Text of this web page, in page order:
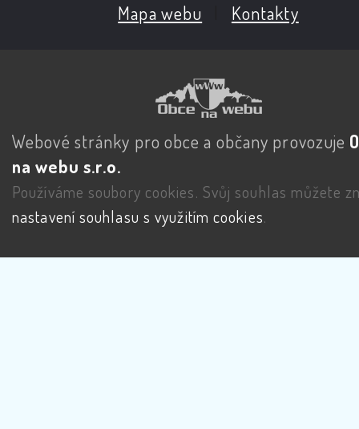
Mapa webu
Kontakty
Webové stránky pro obce a občany provozuje
na webu s.r.o.
Používáme soubory cookies. Svůj souhlas můžete
nastavení souhlasu s využitím cookies.